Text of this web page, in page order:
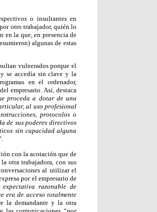
o insultantes en
otro trabajador, quién lo
en la que, en presencia de
algunas de estas
vulnerados porque el
se accedía sin clave y la
en el ordenador,
empresario. Así, destaca
proceda a dotar de una
al uso profesional
protocolos o
de sus poderes directivos
sin capacidad alguna
con la acotación que de
otra trabajadora, con sus
al utilizar el
por el empresario de
razonable de
era de acceso totalmente
la demandante y la otra